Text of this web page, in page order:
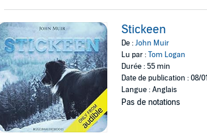
Stickeen
De :John Muir
Lu par :Tom Logan
Durée : 55 min
Date de publication : 08/
Langue : Anglais
Pas de notations